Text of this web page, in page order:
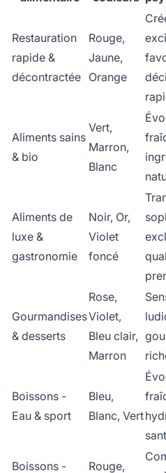
Restauration
rapide &
décontractée
Rouge,
Jaune,
Orange
Aliments sains
& bio
Vert,
Marron,
Blanc
Aliments de
luxe &
gastronomie
Noir, Or,
Violet
foncé
Gourmandises
& desserts
Rose,
Violet,
Bleu clair,
Marron
Boissons -
Eau & sport
Bleu,
Blanc, Vert
Boissons -
Rouge,